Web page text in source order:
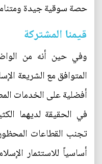
حصة سوقية جيدة
قيمنا المشتركة
وفي حين أنه من
المتوافق مع الشريعة
أفضلية على الخدمات
في الحقيقة لديهما
تجنب القطاعات
أساسياً للاستثمار